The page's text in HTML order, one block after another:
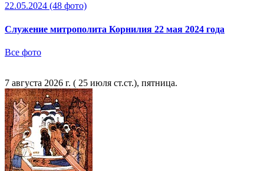
22.05.2024 (48 фото)
Служение митрополита Корнилия 22 мая 2024 года
Все фото
7 августа 2026 г. ( 25 июля ст.ст.), пятница.